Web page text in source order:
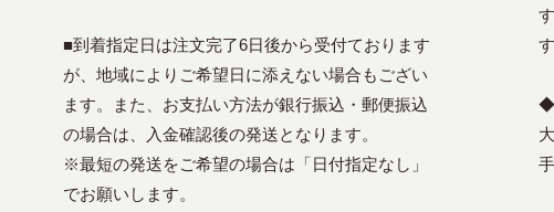
■到着指定日は注文完了6日後から受付ております
が、地域によりご希望日に添えない場合もござい
ます。また、お支払い方法が銀行振込・郵便振込
の場合は、入金確認後の発送となります。
※最短の発送をご希望の場合は「日付指定なし」
でお願いします。
◆